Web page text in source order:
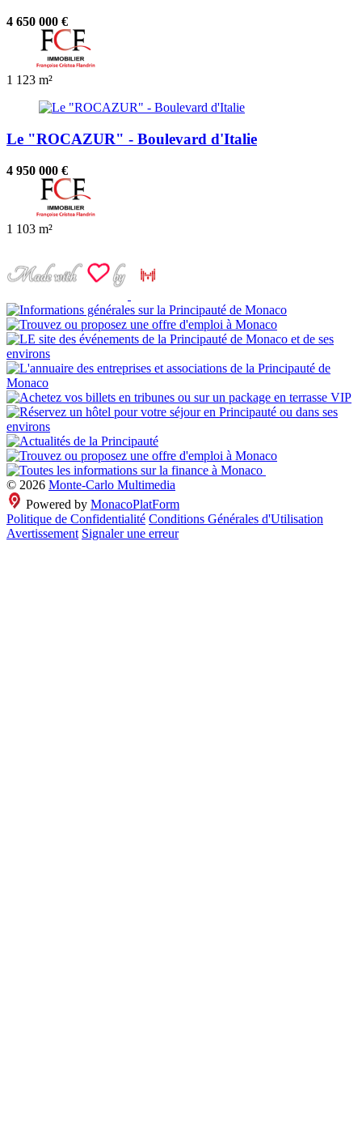
4 650 000 €
1 123 m²
Le "ROCAZUR" - Boulevard d'Italie
4 950 000 €
1 103 m²
© 2026 Monte-Carlo Multimedia
Powered by MonacoPlatForm
Politique de Confidentialité Conditions Générales d'Utilisation
Avertissement Signaler une erreur